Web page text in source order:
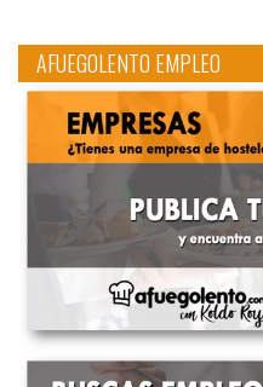
AFUEGOLENTO EMPLEO